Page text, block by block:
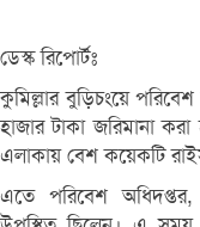
ডেস্ক রিপোর্টঃ
কুমিল্লার বুড়িচংয়ে
হাজার টাকা জরিমানা
এলাকায় বেশ কয়েকটি
এতে পরিবেশ অধিদপ্তর,